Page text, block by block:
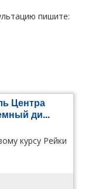
пишите:
Центра
ди...
курсу Рейки